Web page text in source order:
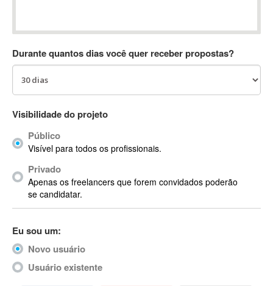
AC3
ACID Pro
ACPI
Acrobat
Acrobat X
Acronis
ACT
Actimize
ActionScript
ActionScript 3
Durante quantos dias você quer receber propostas?
Visibilidade do projeto
Público
Visível para todos os profissionais.
Privado
Apenas os freelancers que forem convidados poderão
se candidatar.
Eu sou um:
Novo usuário
Usuário existente